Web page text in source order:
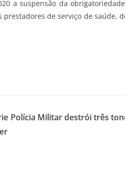
a suspensão da
de serviço de saúde,
Polícia Militar destrói três